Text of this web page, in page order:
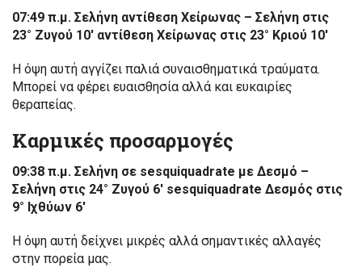
07:49 π.μ. Σελήνη αντίθεση Χείρωνας – Σελήνη στις
23° Ζυγού 10′ αντίθεση Χείρωνας στις 23° Κριού 10′
Η όψη αυτή αγγίζει παλιά συναισθηματικά τραύματα.
Μπορεί να φέρει ευαισθησία αλλά και ευκαιρίες
θεραπείας.
Καρμικές προσαρμογές
09:38 π.μ. Σελήνη σε sesquiquadrate με Δεσμό –
Σελήνη στις 24° Ζυγού 6′ sesquiquadrate Δεσμός στις
9° Ιχθύων 6′
Η όψη αυτή δείχνει μικρές αλλά σημαντικές αλλαγές
στην πορεία μας.